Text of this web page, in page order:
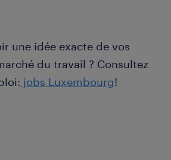
une idée exacte de vos
du travail ? Consultez
jobs Luxembourg!